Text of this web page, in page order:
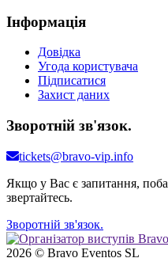
Інформація
Довідка
Угода користувача
Підписатися
Захист даних
Зворотній зв'язок.
tickets@bravo-vip.info
Якщо у Вас є запитання,
звертайтесь.
Зворотній зв'язок.
2026 © Bravo Eventos SL